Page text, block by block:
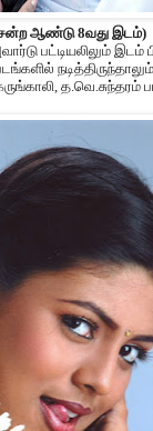
ஆண்டு 8வது இடம்)
பட்டியலிலும்
த.வெ.சுந்தரம்